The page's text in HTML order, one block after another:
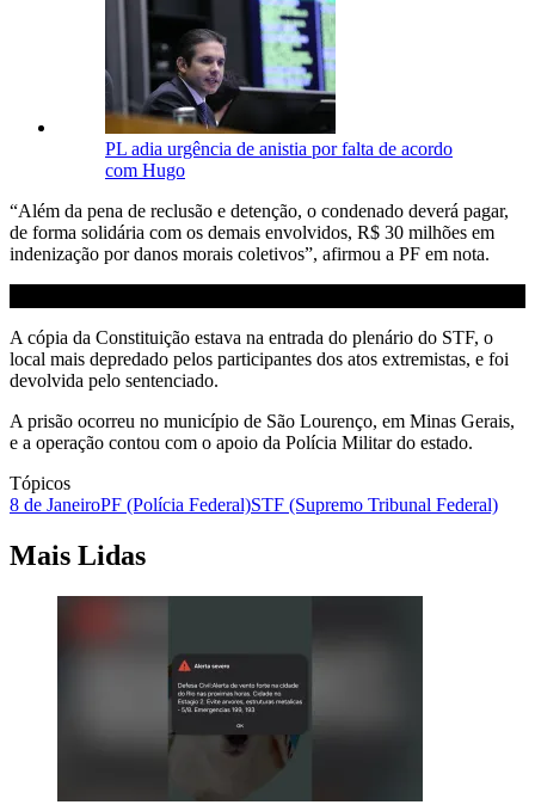
PL adia urgência de anistia por falta de acordo
com Hugo
“Além da pena de reclusão e detenção, o condenado deverá pagar,
de forma solidária com os demais envolvidos, R$ 30 milhões em
indenização por danos morais coletivos”, afirmou a PF em nota.
A cópia da Constituição estava na entrada do plenário do STF, o
local mais depredado pelos participantes dos atos extremistas, e foi
devolvida pelo sentenciado.
A prisão ocorreu no município de São Lourenço, em Minas Gerais,
e a operação contou com o apoio da Polícia Militar do estado.
Tópicos
8 de JaneiroPF (Polícia Federal)STF (Supremo Tribunal Federal)
Mais Lidas